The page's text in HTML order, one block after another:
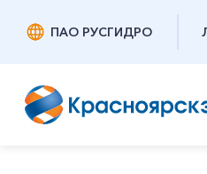
ПАО РУСГИДРО